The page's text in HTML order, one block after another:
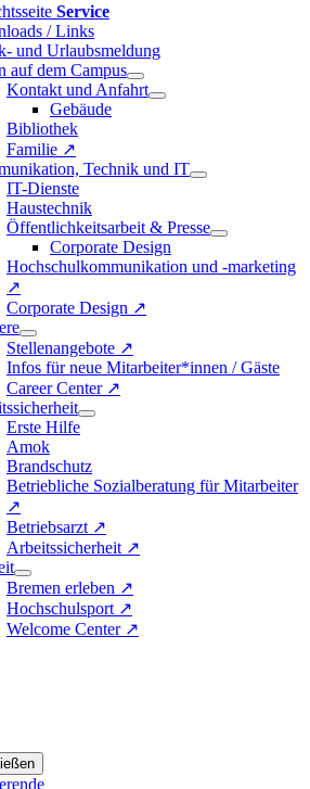
Service
/ Links
und Urlaubsmeldung
auf dem Campus
Kontakt und Anfahrt
Gebäude
Bibliothek
Familie ↗
Technik und IT
IT-Dienste
Haustechnik
Öffentlichkeitsarbeit & Presse
Corporate Design
Hochschulkommunikation und -marketing
↗
Corporate Design ↗
Stellenangebote ↗
Infos für neue Mitarbeiter*innen / Gäste
Career Center ↗
Erste Hilfe
Amok
Brandschutz
Betriebliche Sozialberatung für Mitarbeiter
↗
Betriebsarzt ↗
Arbeitssicherheit ↗
Bremen erleben ↗
Hochschulsport ↗
Welcome Center ↗